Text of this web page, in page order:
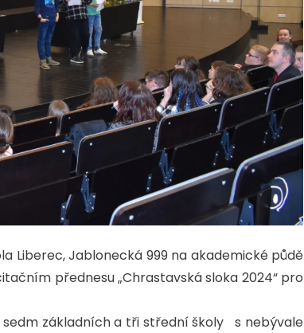
Liberec, Jablonecká 999 na akademické půdě
přednesu „Chrastavská sloka 2024“ pro
sedm základních a tři střední školy s nebývale